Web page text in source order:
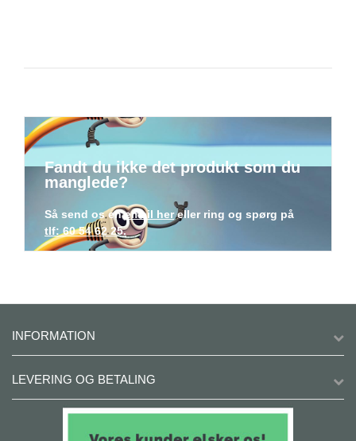
Fandt du ikke det produkt som du
manglede?
Så send os enemail hereller ring og spørg på
tlf: 60 54 62 25.
INFORMATION
LEVERING OG BETALING